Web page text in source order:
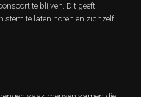
te blijven. Dit geeft
stem te laten horen en zichzelf